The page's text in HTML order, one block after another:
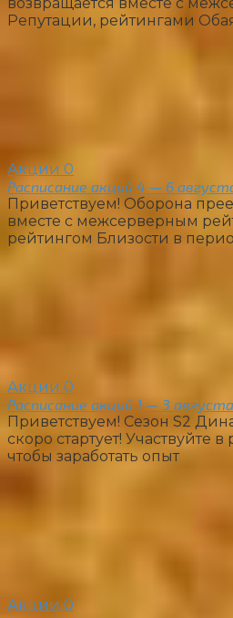
Репутации, рейтингами
Акции 0
Расписание акций 4 — 6
Приветствуем! Оборона
вместе с межсерверным
рейтингом Близости в
Акции 0
Расписание акций 1 — 3
Приветствуем! Сезон S2
скоро стартует! Участвуйте
чтобы заработать опыт
Акции 0